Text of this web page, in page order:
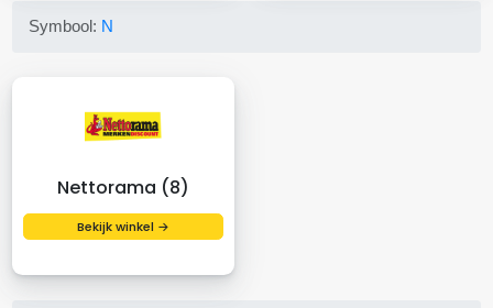
Symbool: N
Nettorama (8)
Bekijk winkel →